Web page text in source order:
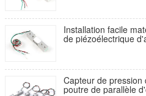
Installation facile
de piézoélectrique
Capteur de
poutre de parallèle